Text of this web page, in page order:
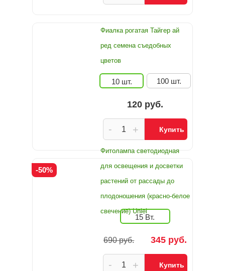
Фиалка рогатая Тайгер ай
ред семена съедобных
цветов
10 шт. 100 шт.
120 руб.
+
- Купить
Фитолампа светодиодная
для освещения и досветки
растений от рассады до
плодоношения (красно-белое
свечение) Uniel
-50%
15 Вт.
690 руб. 345 руб.
+
- Купить